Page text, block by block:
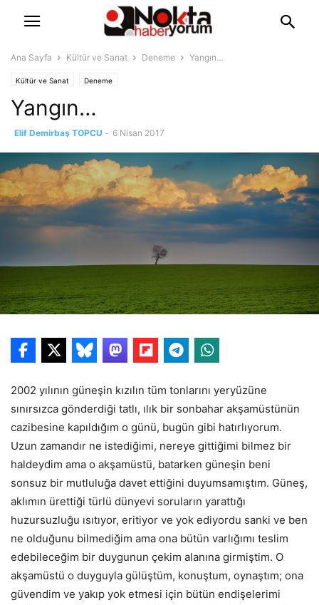
Ana Sayfa Kültür ve Sanat Deneme Yangın…
Kültür ve Sanat Deneme
Yangın…
Elif Demirbaş TOPCU - 6 Nisan 2017
2002 yılının güneşin kızılın tüm tonlarını yeryüzüne
sınırsızca gönderdiği tatlı, ılık bir sonbahar akşamüstünün
cazibesine kapıldığım o günü, bugün gibi hatırlıyorum.
Uzun zamandır ne istediğimi, nereye gittiğimi bilmez bir
haldeydim ama o akşamüstü, batarken güneşin beni
sonsuz bir mutluluğa davet ettiğini duyumsamıştım. Güneş,
aklımın ürettiği türlü dünyevi soruların yarattığı
huzursuzluğu ısıtıyor, eritiyor ve yok ediyordu sanki ve ben
ne olduğunu bilmediğim ama ona bütün varlığımı teslim
edebileceğim bir duygunun çekim alanına girmiştim. O
akşamüstü o duyguyla gülüştüm, konuştum, oynaştım; ona
güvendim ve yakıp yok etmesi için bütün endişelerimi